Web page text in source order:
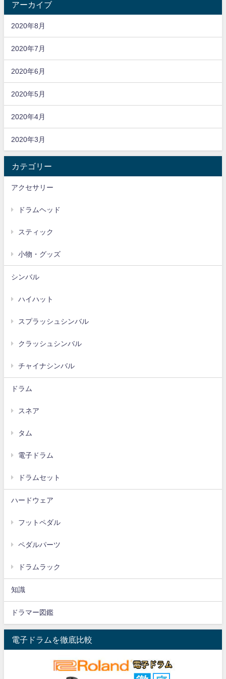
アーカイブ
2020年8月
2020年7月
2020年6月
2020年5月
2020年4月
2020年3月
カテゴリー
アクセサリー
ドラムヘッド
スティック
小物・グッズ
シンバル
ハイハット
スプラッシュシンバル
クラッシュシンバル
チャイナシンバル
ドラム
スネア
タム
電子ドラム
ドラムセット
ハードウェア
フットペダル
ペダルパーツ
ドラムラック
知識
ドラマー図鑑
電子ドラムを徹底比較